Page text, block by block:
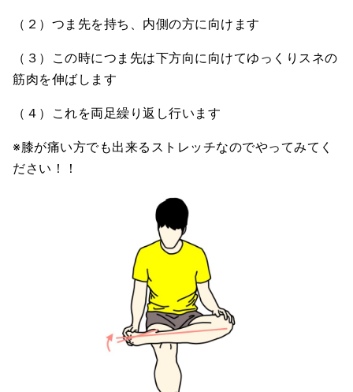
（２）つま先を持ち、内側の方に向けます
（３）この時につま先は下方向に向けてゆっくりスネの
筋肉を伸ばします
（４）これを両足繰り返し行います
※膝が痛い方でも出来るストレッチなのでやってみてく
ださい！！